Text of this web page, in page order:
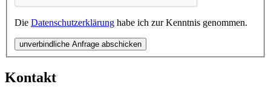
Die Datenschutzerklärung habe ich zur Kenntnis genommen.
unverbindliche Anfrage abschicken
Kontakt